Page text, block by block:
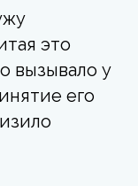
это
вызывало у
его